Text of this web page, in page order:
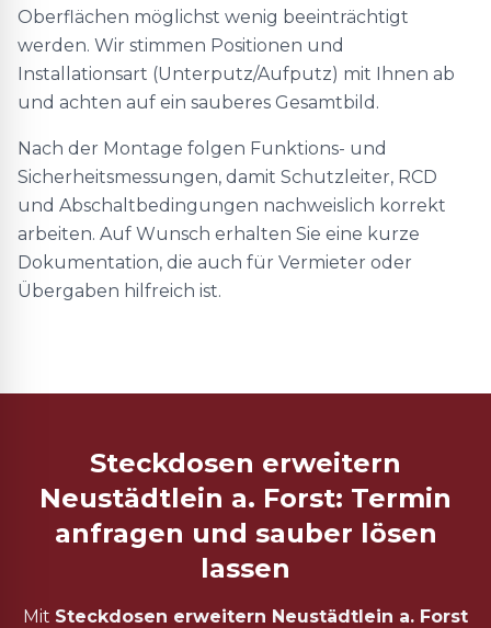
Oberflächen möglichst wenig beeinträchtigt
werden. Wir stimmen Positionen und
Installationsart (Unterputz/Aufputz) mit Ihnen ab
und achten auf ein sauberes Gesamtbild.
Nach der Montage folgen Funktions- und
Sicherheitsmessungen, damit Schutzleiter, RCD
und Abschaltbedingungen nachweislich korrekt
arbeiten. Auf Wunsch erhalten Sie eine kurze
Dokumentation, die auch für Vermieter oder
Übergaben hilfreich ist.
Steckdosen erweitern
Neustädtlein a. Forst: Termin
anfragen und sauber lösen
lassen
Mit Steckdosen erweitern Neustädtlein a. Forst